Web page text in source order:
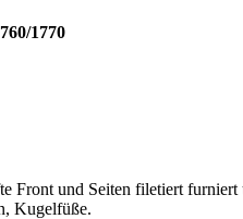
1770
Front und Seiten filetiert
Kugelfüße.